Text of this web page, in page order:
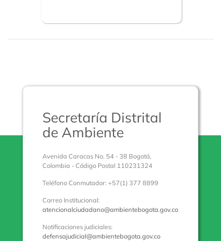
Secretaría Distrital
de Ambiente
Avenida Caracas No. 54 - 38 Bogotá,
Colombia - Código Postal 110231324
Teléfono Conmutador: +57(1) 377 8899
Correo Institucional:
atencionalciudadano@ambientebogota.gov.co
Notificaciones judiciales:
defensajudicial@ambientebogota.gov.co